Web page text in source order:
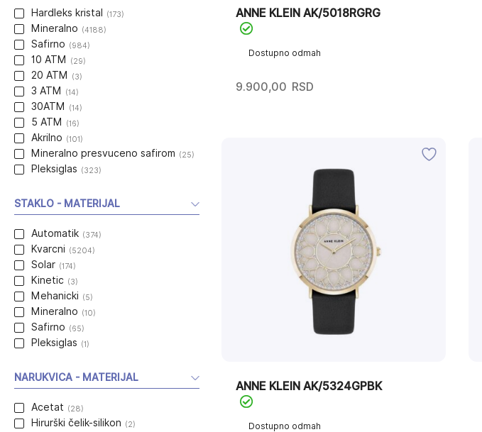
Dostupno odmah
ANNE KLEIN AK/5018RGRG
9.900,00 RSD
Dostupno odmah
ANNE KLEIN AK/5324GPBK
Hardleks kristal (173)
Mineralno (4188)
Safirno (984)
10 ATM (29)
20 ATM (3)
3 ATM (14)
30ATM (14)
5 ATM (16)
Akrilno (101)
Mineralno presvuceno safirom (25)
Pleksiglas (323)
STAKLO - MATERIJAL
Automatik (374)
Kvarcni (5204)
Solar (174)
Kinetic (3)
Mehanicki (5)
Mineralno (10)
Safirno (65)
Pleksiglas (1)
NARUKVICA - MATERIJAL
Acetat (28)
Hirurški čelik-silikon (2)